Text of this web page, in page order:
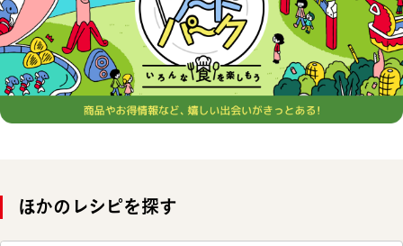
ほかのレシピを探す